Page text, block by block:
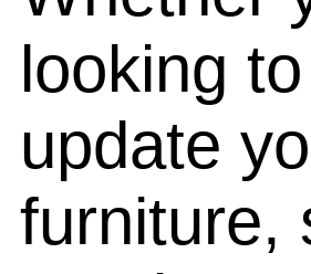
looking to
update
furniture,